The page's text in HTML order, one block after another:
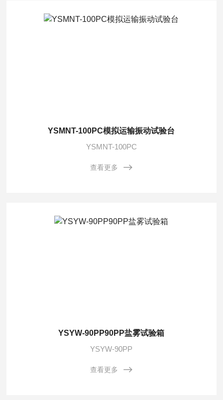
YSMNT-100PC模拟运输振动试验台
YSMNT-100PC
查看更多
YSYW-90PP90PP盐雾试验箱
YSYW-90PP
查看更多